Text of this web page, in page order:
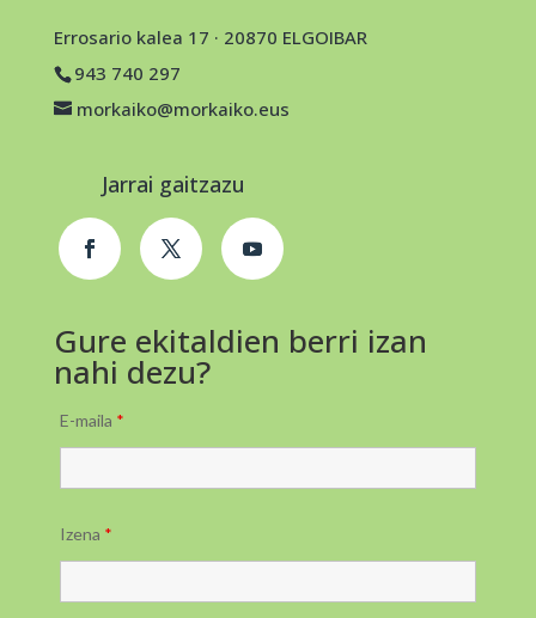
Errosario kalea 17 · 20870 ELGOIBAR
943 740 297
morkaiko@morkaiko.eus
Jarrai gaitzazu
Gure ekitaldien berri izan
nahi dezu?
E-maila *
Izena *